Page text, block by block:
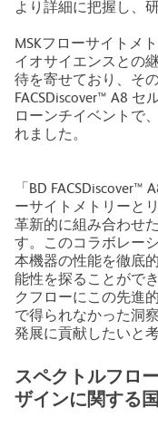
より詳細に把握し、
MSKフローサイトメ
イオサイエンスとの
待を寄せており、そ
FACSDiscover™ A8
ローンチイベントで
れました。
「BD
ーサイトメトリーと
革新的に組み合わせ
す。このコラボレー
本機器の性能を徹底
能性を探ることがで
クフローにこの先進
で得られなかった洞
発展に貢献したいと
スペクトルフロ
ザインに関する